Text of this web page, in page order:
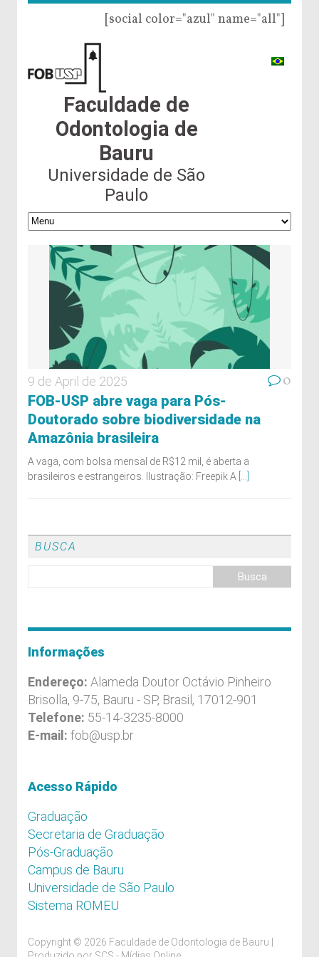
[social color="azul" name="all"]
Faculdade de
Odontologia de
Bauru
Universidade de São
Paulo
9 de April de 2025 0
FOB-USP abre vaga para Pós-
Doutorado sobre biodiversidade na
Amazônia brasileira
A vaga, com bolsa mensal de R$12 mil, é aberta a
brasileiros e estrangeiros. Ilustração: Freepik A
BUSCA
Informações
Endereço: Alameda Doutor Octávio Pinheiro
Brisolla, 9-75, Bauru - SP, Brasil, 17012-901
Telefone: 55-14-3235-8000
E-mail: fob@usp.br
Acesso Rápido
Graduação
Secretaria de Graduação
Pós-Graduação
Campus de Bauru
Universidade de São Paulo
Sistema ROMEU
Copyright © 2026 Faculdade de Odontologia de Bauru |